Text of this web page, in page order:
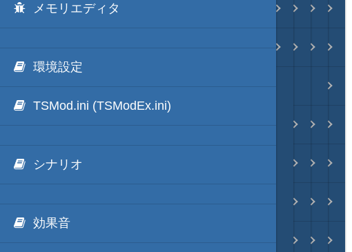
武将データ
ScenarioMod
ScenarioModのラーニング
メモリエディタ
環境設定
TSMod.ini (TSModEx.ini)
シナリオ
効果音
イベントハンドラ
外部Luaテキストデータ